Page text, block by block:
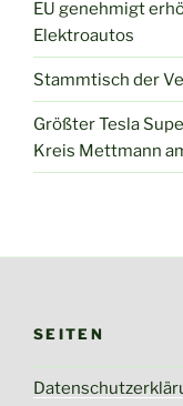
EU genehmigt
Elektroautos
Stammtisch der
Größter Tesla
Kreis Mettmann
SEITEN